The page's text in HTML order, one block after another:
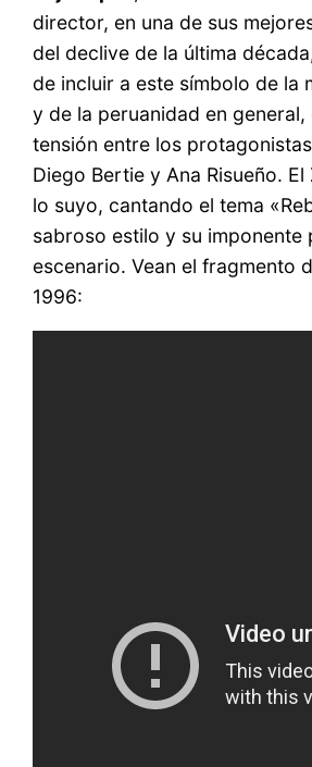
director, en una de sus
del declive de la última
de incluir a este símbolo de la
y de la peruanidad en general,
tensión entre los
Diego Bertie y Ana Risueño.
lo suyo, cantando el tema
sabroso estilo y su imponente
escenario. Vean el fragmento
1996: